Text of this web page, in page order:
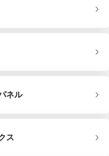
ネル
ス